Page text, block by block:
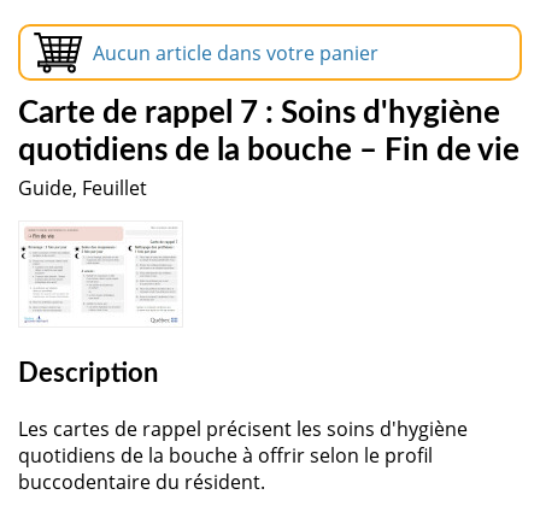
Aucun article dans votre panier
Carte de rappel 7 : Soins d'hygiène
quotidiens de la bouche – Fin de vie
Guide, Feuillet
Description
Les cartes de rappel précisent les soins d'hygiène
quotidiens de la bouche à offrir selon le profil
buccodentaire du résident.